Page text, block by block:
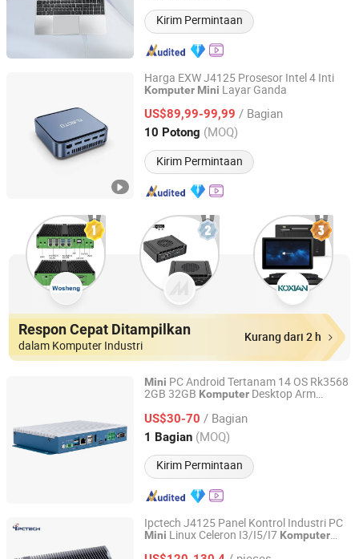
Kirim Permintaan
Harga EXW J4125 Prosesor Intel 4 Inti
Komputer Mini Layar Ganda
US$89,99-99,99 / Bagian
10 Potong (MOQ)
Kirim Permintaan
Shenzhen Creative Memory Technology Limited
Guangdong, China Harga mulai 2013
Respon Cepat Ditampilkan
dalam Komputer Industri
Kurang dari 2 h
Mini PC Android Tertanam 14 OS Rk3568
2GB 32GB Komputer Desktop Arm
US$30-70 / Bagian
1 Bagian (MOQ)
Kirim Permintaan
Shenzhen Shinho Electronic Technology Co., Ltd
Guangdong, China Harga mulai 2024
Ipctech J4125 Panel Kontrol Industri PC
Mini Linux Celeron I3/I5/I7 Komputer
Zhengzhou Qiyang Technology Co., Ltd.